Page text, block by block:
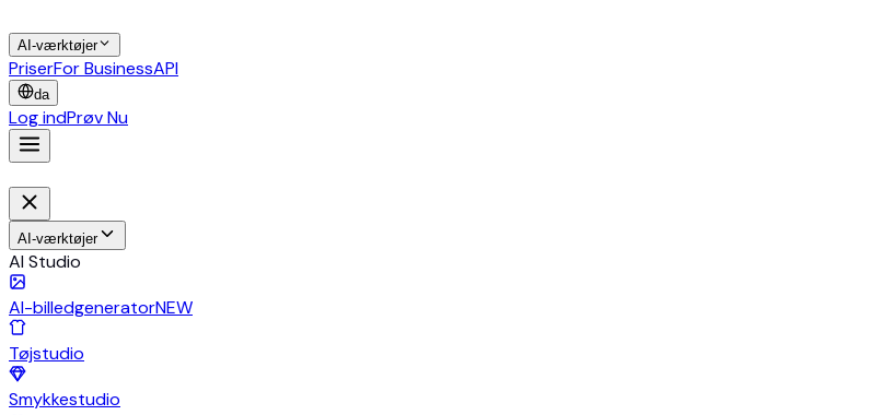
AI-værktøjer
PriserFor BusinessAPI
da
Log indPrøv Nu
AI-værktøjer
AI Studio
AI-billedgeneratorNEW
Tøjstudio
Smykkestudio